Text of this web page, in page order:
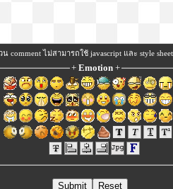
comment ไม่สามารถใช้ javascript และ style sheet
+ Emotion+